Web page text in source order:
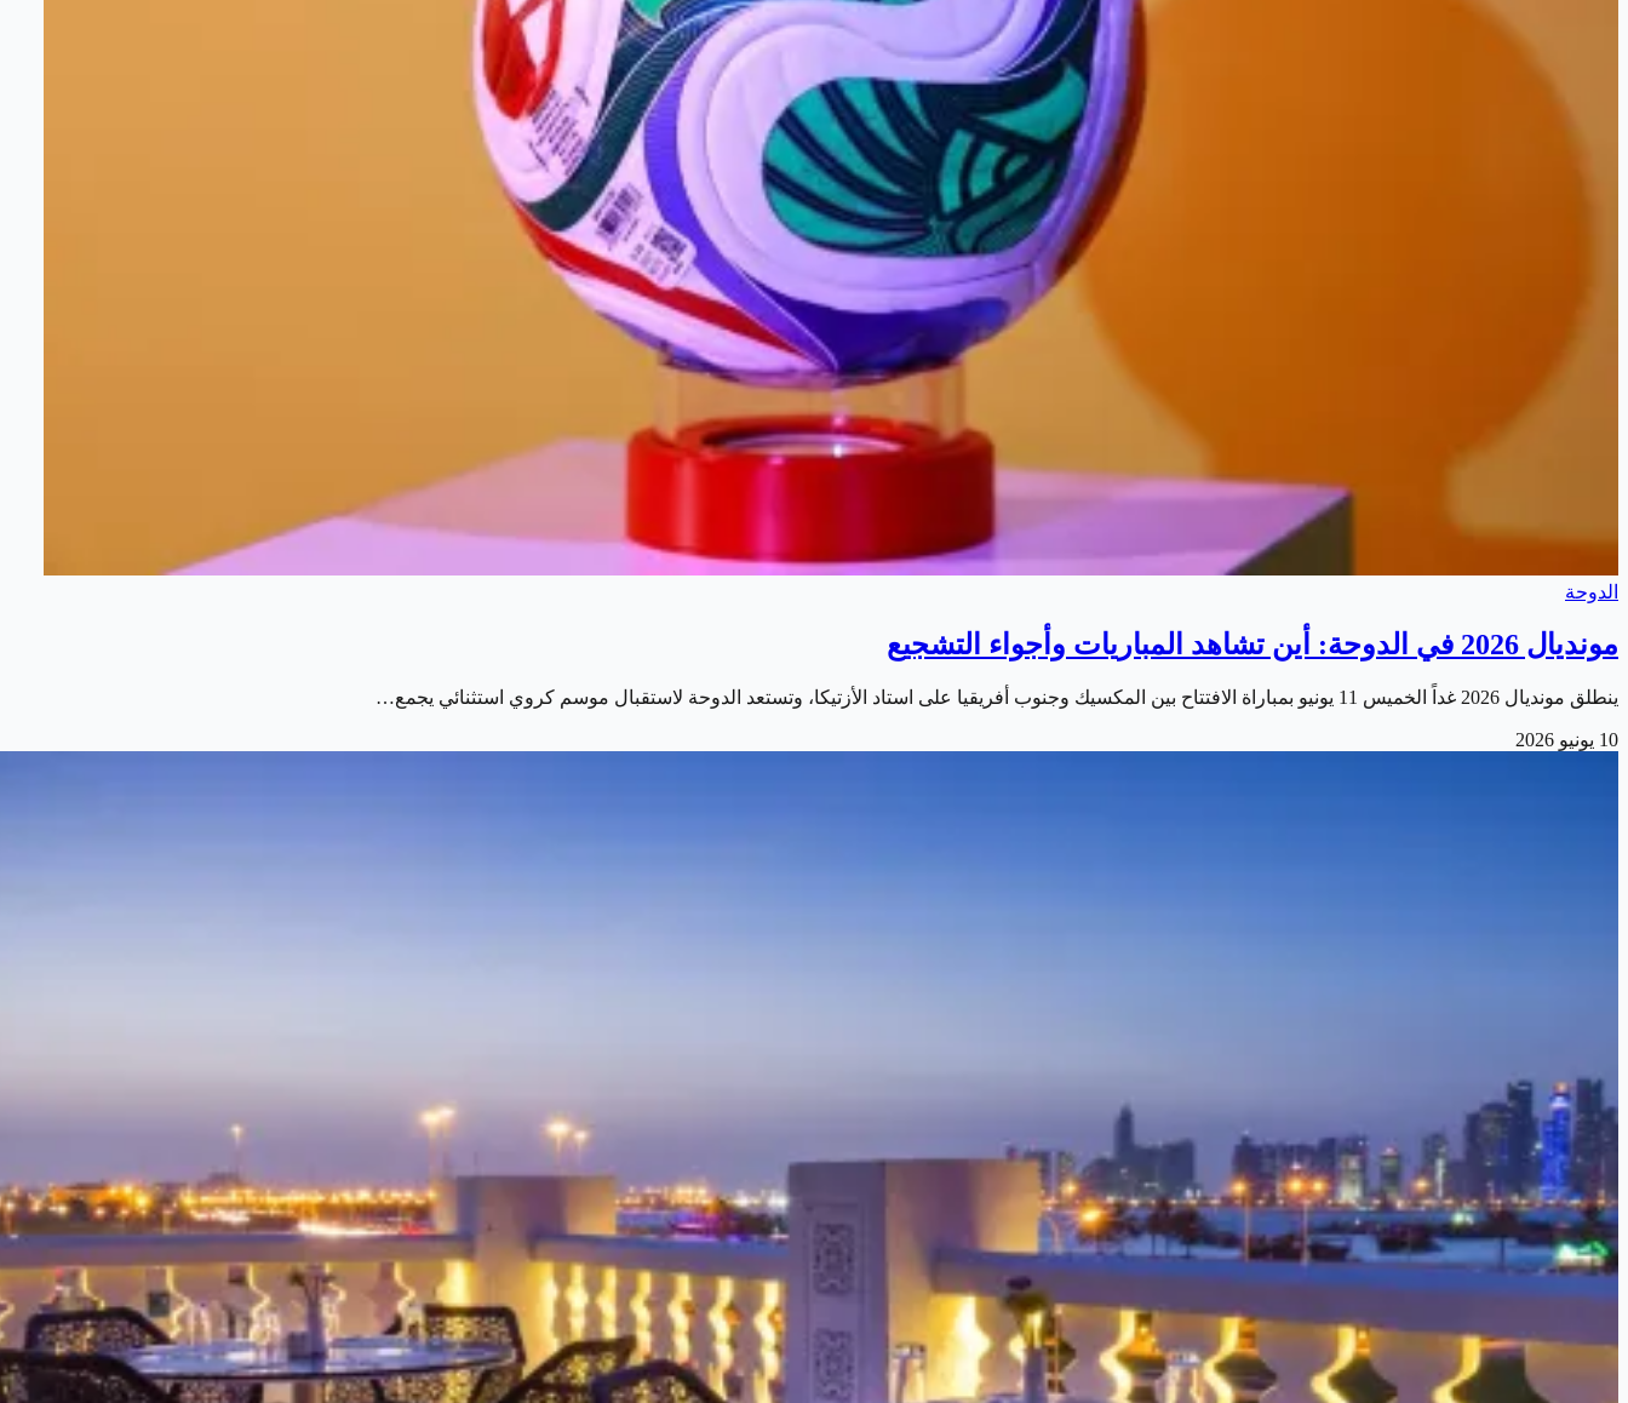
الدوحة
مونديال 2026 في الدوحة: أين تشاهد المباريات وأجواء التشجيع
ينطلق مونديال 2026 غداً الخميس 11 يونيو بمباراة الافتتاح بين المكسيك وجنوب أفريقيا على استاد الأزتيكا، وتستعد الدوحة لاستقبال موسم كروي استثنائي يجمع…
10 يونيو 2026